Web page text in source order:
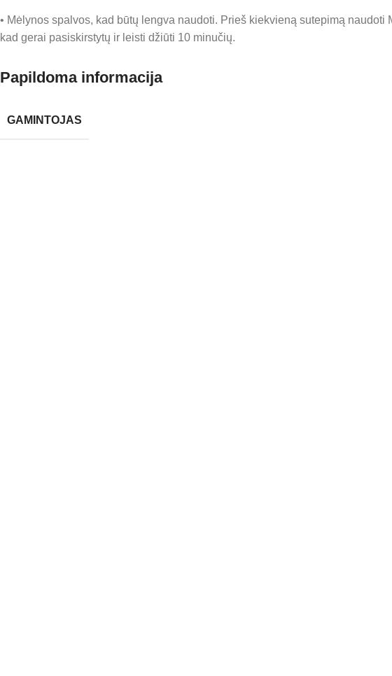
• Mėlynos spalvos, kad būtų lengva naudoti. Prieš kiekvieną sutepimą
kad gerai pasiskirstytų ir leisti džiūti 10 minučių.
Papildoma informacija
GAMINTOJAS